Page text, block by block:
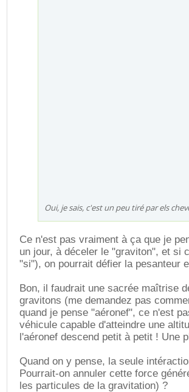
Oui, je sais, c'est un peu tiré par els
Ce n'est pas vraiment à ça que je
un jour, à déceler le "graviton", et si
"si"), on pourrait défier la pesanteur
Bon, il faudrait une sacrée maîtrise
gravitons (me demandez pas
quand je pense "aéronef", ce n'est
véhicule capable d'atteindre une
l'aéronef descend petit à petit ! Une
Quand on y pense, la seule
Pourrait-on annuler cette force
les particules de la gravitation) ?